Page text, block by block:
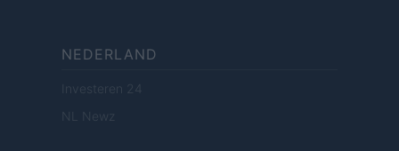
NEDERLAND
Investeren 24
NL Newz